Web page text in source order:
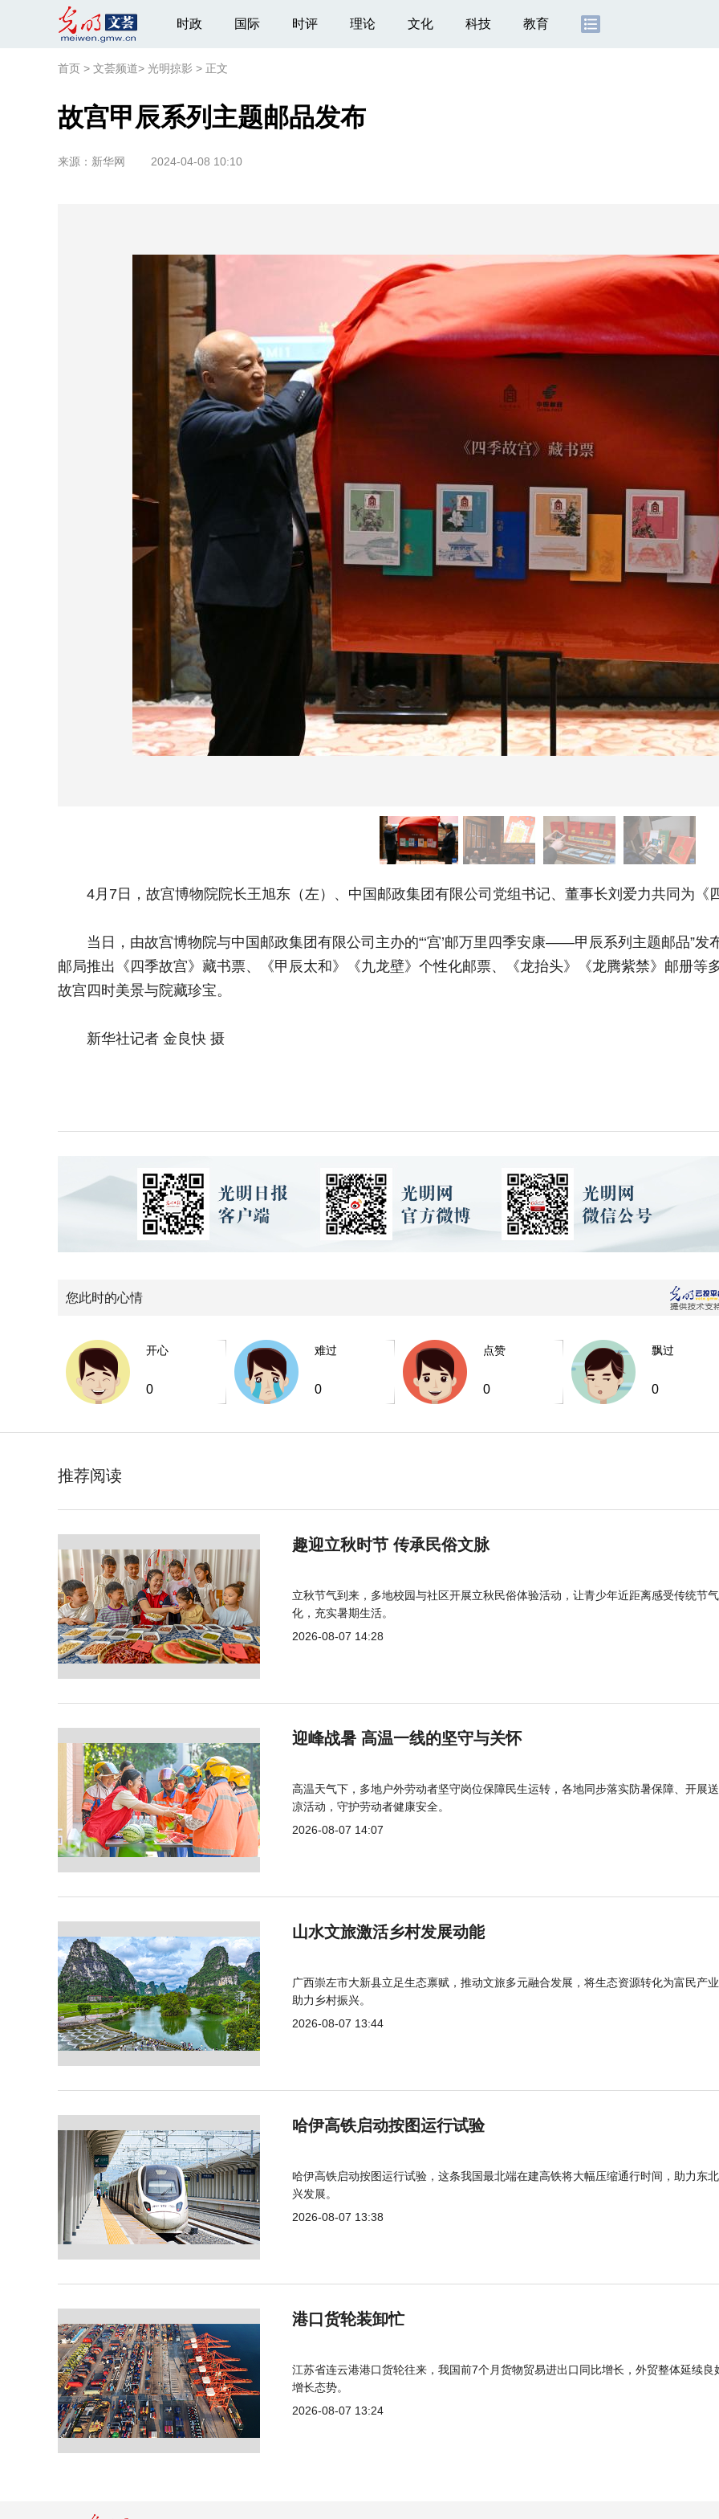
时政 国际 时评 理论 文化 科技 教育
首页 > 文荟频道> 光明掠影 > 正文
故宫甲辰系列主题邮品发布
来源： 新华网 2024-04-08 10:10
4月7日，故宫博物院院长王旭东（左）、中国邮政集团有限公司党组书记、董事长刘爱力共同为《
当日，由故宫博物院与中国邮政集团有限公司主办的“‘宫’邮万里四季安康——甲辰系列主题邮品”发
邮局推出《四季故宫》藏书票、《甲辰太和》《九龙壁》个性化邮票、《龙抬头》《龙腾紫禁》邮册等
故宫四时美景与院藏珍宝。
新华社记者 金良快 摄
您此时的心情
开心
0
难过
0
点赞
0
飘过
0
推荐阅读
趣迎立秋时节 传承民俗文脉
立秋节气到来，多地校园与社区开展立秋民俗体验活动，让青少年近距离感受传统节
化，充实暑期生活。
2026-08-07 14:28
迎峰战暑 高温一线的坚守与关怀
高温天气下，多地户外劳动者坚守岗位保障民生运转，各地同步落实防暑保障、开展
凉活动，守护劳动者健康安全。
2026-08-07 14:07
山水文旅激活乡村发展动能
广西崇左市大新县立足生态禀赋，推动文旅多元融合发展，将生态资源转化为富民产
助力乡村振兴。
2026-08-07 13:44
哈伊高铁启动按图运行试验
哈伊高铁启动按图运行试验，这条我国最北端在建高铁将大幅压缩通行时间，助力东
兴发展。
2026-08-07 13:38
港口货轮装卸忙
江苏省连云港港口货轮往来，我国前7个月货物贸易进出口同比增长，外贸整体延续良
增长态势。
2026-08-07 13:24